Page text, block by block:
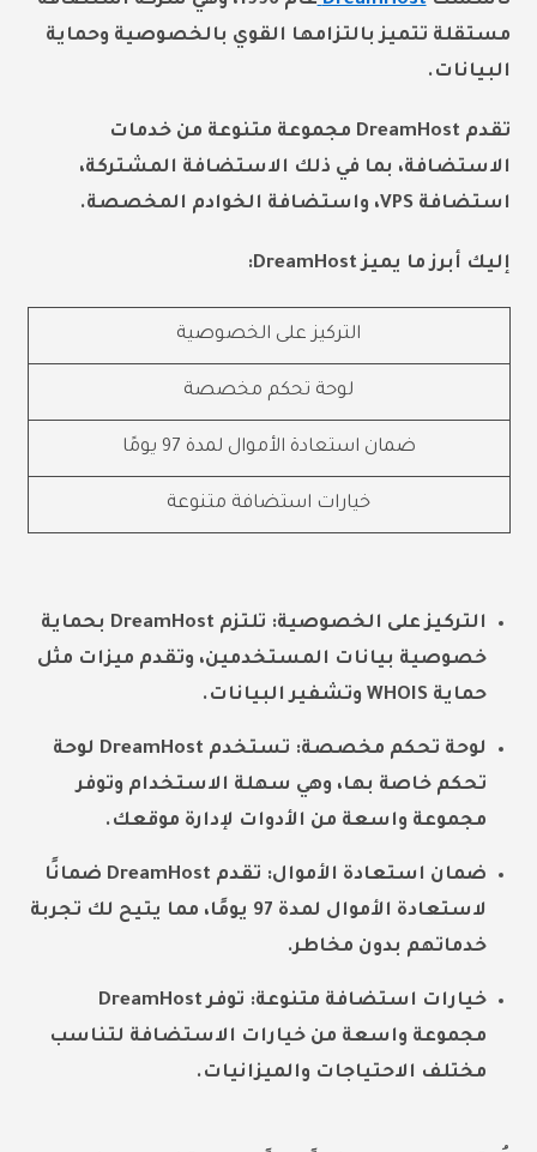
مستقلة تتميز بالتزامها القوي بالخصوصية وحماية
البيانات.
تقدم DreamHost مجموعة متنوعة من خدمات
الاستضافة، بما في ذلك الاستضافة المشتركة،
استضافة VPS، واستضافة الخوادم المخصصة.
إليك أبرز ما يميز DreamHost:
التركيز على الخصوصية
لوحة تحكم مخصصة
ضمان استعادة الأموال لمدة 97 يومًا
خيارات استضافة متنوعة
التركيز على الخصوصية: تلتزم DreamHost بحماية
خصوصية بيانات المستخدمين، وتقدم ميزات مثل
حماية WHOIS وتشفير البيانات.
لوحة تحكم مخصصة: تستخدم DreamHost لوحة
تحكم خاصة بها، وهي سهلة الاستخدام وتوفر
مجموعة واسعة من الأدوات لإدارة موقعك.
ضمان استعادة الأموال: تقدم DreamHost ضمانًا
لاستعادة الأموال لمدة 97 يومًا، مما يتيح لك تجربة
خدماتهم بدون مخاطر.
خيارات استضافة متنوعة: توفر DreamHost
مجموعة واسعة من خيارات الاستضافة لتناسب
مختلف الاحتياجات والميزانيات.